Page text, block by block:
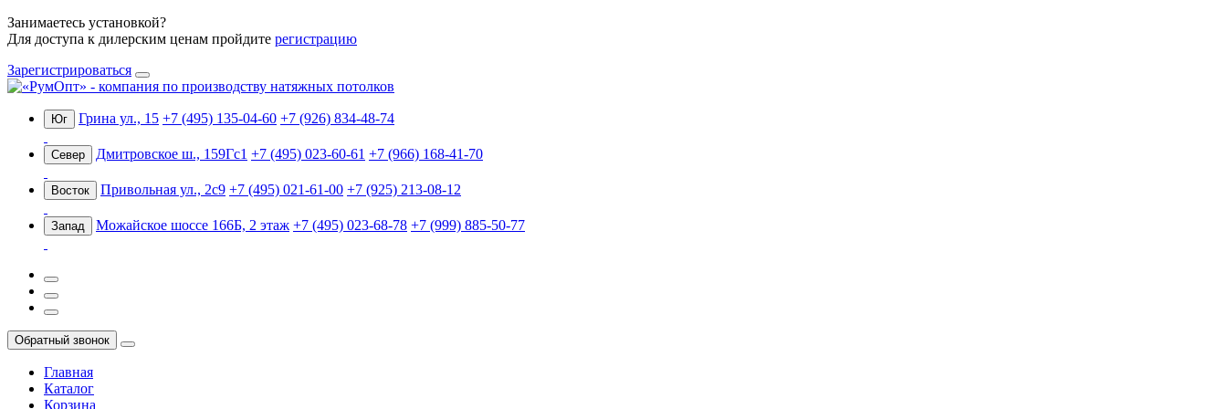
Занимаетесь установкой?
Для доступа к дилерским ценам пройдите регистрацию
Зарегистрироваться
Юг Грина ул., 15 +7 (495) 135-04-60 +7 (926) 834-48-74
Север Дмитровское ш., 159Гс1 +7 (495) 023-60-61 +7 (966) 168-41-70
Восток Привольная ул., 2с9 +7 (495) 021-61-00 +7 (925) 213-08-12
Запад Можайское шоссе 166Б, 2 этаж +7 (495) 023-68-78 +7 (999) 885-50-77
Обратный звонок
Главная
Каталог
Корзина